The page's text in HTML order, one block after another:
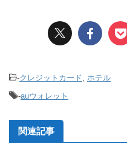
-クレジットカード, ホテル
-auウォレット
関連記事